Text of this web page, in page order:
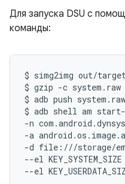
Для запуска DSU с
команды:
$ simg2img out/
$ gzip -c system.raw
$ adb push
$ adb shell am
-n
-a
-d file:///storage/
--el KEY_SYSTEM_SIZE
--el